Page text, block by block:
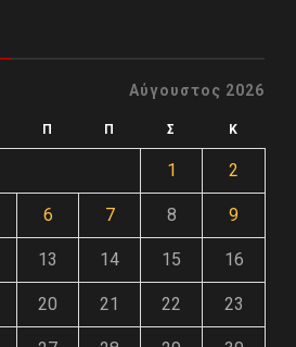
Αύγουστος 2026
Π Π Σ Κ
1 2
6 7 8 9
13 14 15 16
20 21 22 23